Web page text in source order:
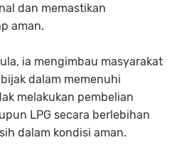
dan memastikan
aman.
ia mengimbau masyarakat
dalam memenuhi
melakukan pembelian
LPG secara berlebihan
dalam kondisi aman.